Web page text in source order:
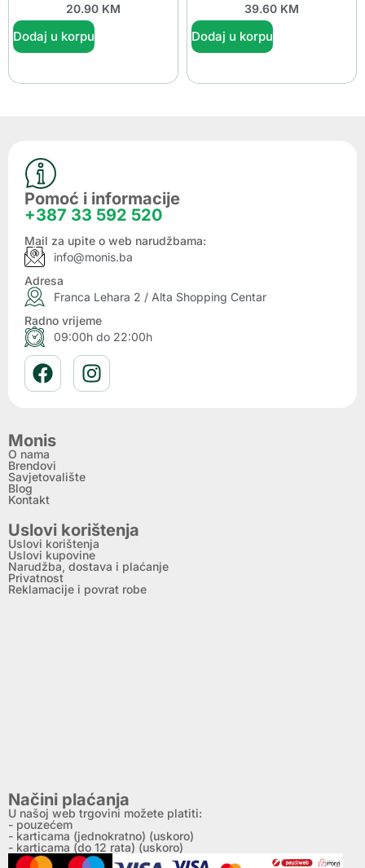
20.90 KM
Dodaj u korpu
39.60 KM
Dodaj u korpu
Pomoć i informacije
+387 33 592 520
Mail za upite o web narudžbama:
info@monis.ba
Adresa
Franca Lehara 2 / Alta Shopping Centar
Radno vrijeme
09:00h do 22:00h
Monis
O nama
Brendovi
Savjetovalište
Blog
Kontakt
Uslovi korištenja
Uslovi korištenja
Uslovi kupovine
Narudžba, dostava i plaćanje
Privatnost
Reklamacije i povrat robe
Načini plaćanja
U našoj web trgovini možete platiti:
- pouzećem
- karticama (jednokratno) (uskoro)
- karticama (do 12 rata) (uskoro)